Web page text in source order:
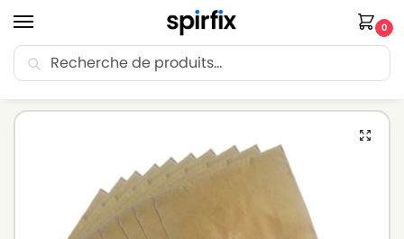
0
🚚 Livraison Point Relais offerte dès 30€ d’achat.